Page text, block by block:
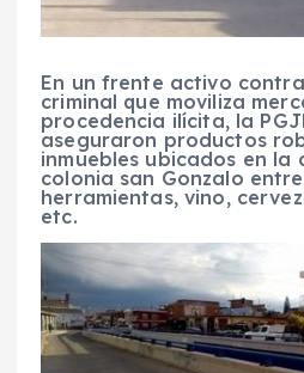
En un frente activo
criminal que moviliza
procedencia ilícita, la
aseguraron productos
inmuebles ubicados en la
colonia san Gonzalo
herramientas, vino,
etc.